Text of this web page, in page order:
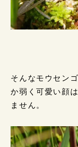
そんなモウセン
か弱く可愛い顔
ません。